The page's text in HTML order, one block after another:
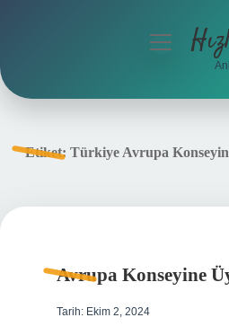
menüyü
Etiket: Türkiye Avrupa
Avrupa Konseyine
Tarih: Ekim 2, 2024